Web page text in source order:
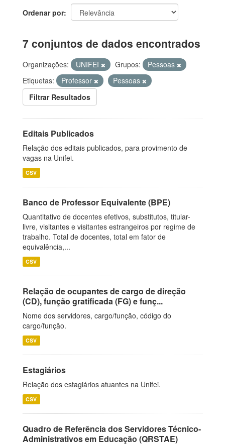
Ordenar por
7 conjuntos de dados encontrados
Organizações: UNIFEI Grupos:
Pessoas
Etiquetas:
Professor
Pessoas
Filtrar Resultados
Editais Publicados
Relação dos editais publicados, para provimento de
vagas na Unifei.
CSV
Banco de Professor Equivalente (BPE)
Quantitativo de docentes efetivos, substitutos, titular-
livre, visitantes e visitantes estrangeiros por regime de
trabalho. Total de docentes, total em fator de
equivalência,...
CSV
Relação de ocupantes de cargo de direção
(CD), função gratificada (FG) e funç...
Nome dos servidores, cargo/função, código do
cargo/função.
CSV
Estagiários
Relação dos estagiários atuantes na Unifei.
CSV
Quadro de Referência dos Servidores Técnico-
Administrativos em Educação (QRSTAE)